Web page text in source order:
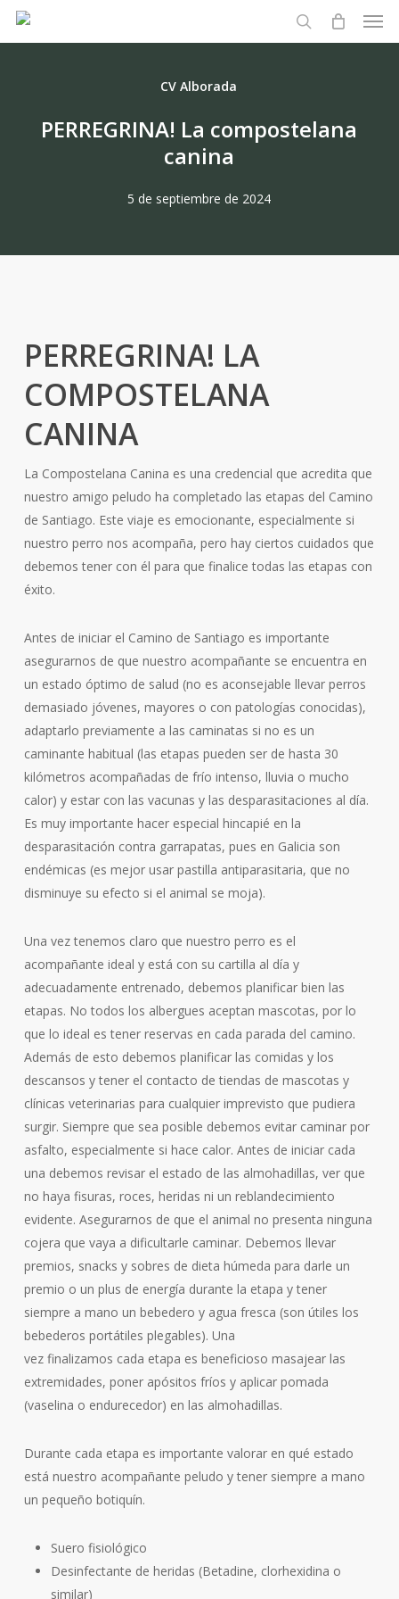
Skip
search
CV Alborada
PERREGRINA! La compostelana
canina
5 de septiembre de 2024
PERREGRINA! LA
COMPOSTELANA
CANINA
La Compostelana Canina es una credencial que acredita que
nuestro amigo peludo ha completado las etapas del Camino
de Santiago. Este viaje es emocionante, especialmente si
nuestro perro nos acompaña, pero hay ciertos cuidados que
debemos tener con él para que finalice todas las etapas con
éxito.
Antes de iniciar el Camino de Santiago es importante
asegurarnos de que nuestro acompañante se encuentra en
un estado óptimo de salud (no es aconsejable llevar perros
demasiado jóvenes, mayores o con patologías conocidas),
adaptarlo previamente a las caminatas si no es un
caminante habitual (las etapas pueden ser de hasta 30
kilómetros acompañadas de frío intenso, lluvia o mucho
calor) y estar con las vacunas y las desparasitaciones al día.
Es muy importante hacer especial hincapié en la
desparasitación contra garrapatas, pues en Galicia son
endémicas (es mejor usar pastilla antiparasitaria, que no
disminuye su efecto si el animal se moja).
Una vez tenemos claro que nuestro perro es el
acompañante ideal y está con su cartilla al día y
adecuadamente entrenado, debemos planificar bien las
etapas. No todos los albergues aceptan mascotas, por lo
que lo ideal es tener reservas en cada parada del camino.
Además de esto debemos planificar las comidas y los
descansos y tener el contacto de tiendas de mascotas y
clínicas veterinarias para cualquier imprevisto que pudiera
surgir. Siempre que sea posible debemos evitar caminar por
asfalto, especialmente si hace calor. Antes de iniciar cada
una debemos revisar el estado de las almohadillas, ver que
no haya fisuras, roces, heridas ni un reblandecimiento
evidente. Asegurarnos de que el animal no presenta ninguna
cojera que vaya a dificultarle caminar. Debemos llevar
premios, snacks y sobres de dieta húmeda para darle un
premio o un plus de energía durante la etapa y tener
siempre a mano un bebedero y agua fresca (son útiles los
bebederos portátiles plegables). Una
vez finalizamos cada etapa es beneficioso masajear las
extremidades, poner apósitos fríos y aplicar pomada
(vaselina o endurecedor) en las almohadillas.
Durante cada etapa es importante valorar en qué estado
está nuestro acompañante peludo y tener siempre a mano
un pequeño botiquín.
Suero fisiológico
Desinfectante de heridas (Betadine, clorhexidina o
similar)